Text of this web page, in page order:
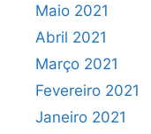
Maio 2021
Abril 2021
Março 2021
Fevereiro 2021
Janeiro 2021